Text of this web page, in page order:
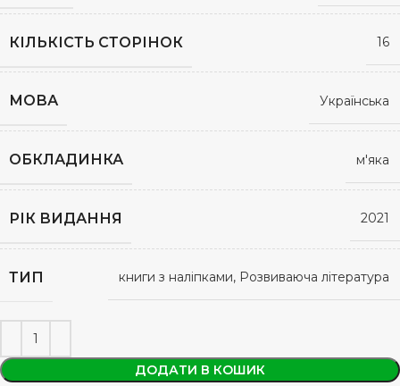
КІЛЬКІСТЬ СТОРІНОК 16
МОВА Українська
ОБКЛАДИНКА м'яка
РІК ВИДАННЯ 2021
ТИП книги з наліпками, Розвиваюча література
ДОДАТИ В КОШИК